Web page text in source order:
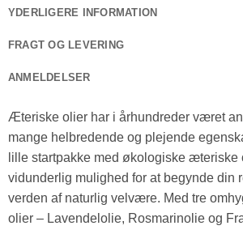
YDERLIGERE INFORMATION
FRAGT OG LEVERING
ANMELDELSER
Æteriske olier har i århundreder været
mange helbredende og plejende
lille startpakke med økologiske æteriske
vidunderlig mulighed for at begynde din
verden af naturlig velvære. Med tre
olier – Lavendelolie, Rosmarinolie og